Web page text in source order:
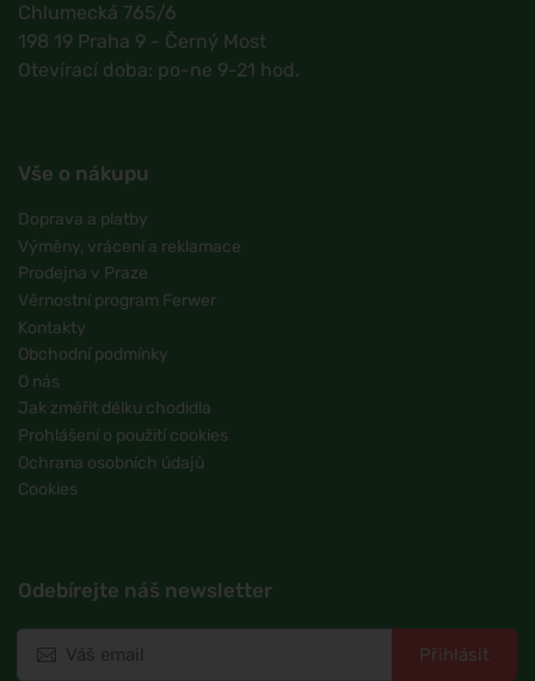
Chlumecká 765/6
198 19 Praha 9 - Černý Most
Otevírací doba: po-ne 9-21 hod.
Vše o nákupu
Doprava a platby
Výměny, vrácení a reklamace
Prodejna v Praze
Věrnostní program Ferwer
Kontakty
Obchodní podmínky
O nás
Jak změřit délku chodidla
Prohlášení o použití cookies
Ochrana osobních údajů
Cookies
Odebírejte náš newsletter
Přihlásit